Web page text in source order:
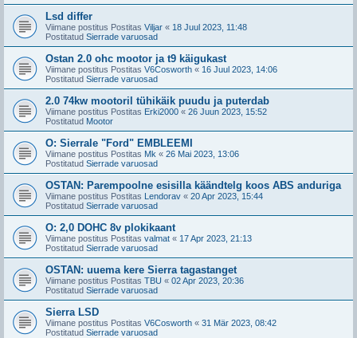
Lsd differ
Viimane postitus Postitas Viljar « 18 Juul 2023, 11:48
Postitatud Sierrade varuosad
Ostan 2.0 ohc mootor ja t9 käigukast
Viimane postitus Postitas V6Cosworth « 16 Juul 2023, 14:06
Postitatud Sierrade varuosad
2.0 74kw mootoril tühikäik puudu ja puterdab
Viimane postitus Postitas Erki2000 « 26 Juun 2023, 15:52
Postitatud Mootor
O: Sierrale "Ford" EMBLEEMI
Viimane postitus Postitas Mk « 26 Mai 2023, 13:06
Postitatud Sierrade varuosad
OSTAN: Parempoolne esisilla käändtelg koos ABS anduriga
Viimane postitus Postitas Lendorav « 20 Apr 2023, 15:44
Postitatud Sierrade varuosad
O: 2,0 DOHC 8v plokikaant
Viimane postitus Postitas valmat « 17 Apr 2023, 21:13
Postitatud Sierrade varuosad
OSTAN: uuema kere Sierra tagastanget
Viimane postitus Postitas TBU « 02 Apr 2023, 20:36
Postitatud Sierrade varuosad
Sierra LSD
Viimane postitus Postitas V6Cosworth « 31 Mär 2023, 08:42
Postitatud Sierrade varuosad